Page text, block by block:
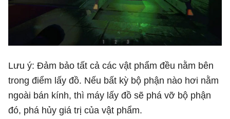
Lưu ý: Đảm bảo tất cả các vật phẩm đều nằm bên
trong điểm lấy đồ. Nếu bất kỳ bộ phận nào hơi nằm
ngoài bán kính, thì máy lấy đồ sẽ phá vỡ bộ phận
đó, phá hủy giá trị của vật phẩm.